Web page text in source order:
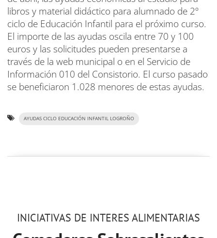
libros y material didáctico para alumnado de 2º
ciclo de Educación Infantil para el próximo curso.
El importe de las ayudas oscila entre 70 y 100
euros y las solicitudes pueden presentarse a
través de la web municipal o en el Servicio de
Información 010 del Consistorio. El curso pasado
se beneficiaron 1.028 menores de estas ayudas.
AYUDAS CICLO EDUCACIÓN INFANTIL LOGROÑO
INICIATIVAS DE INTERES ALIMENTARIAS